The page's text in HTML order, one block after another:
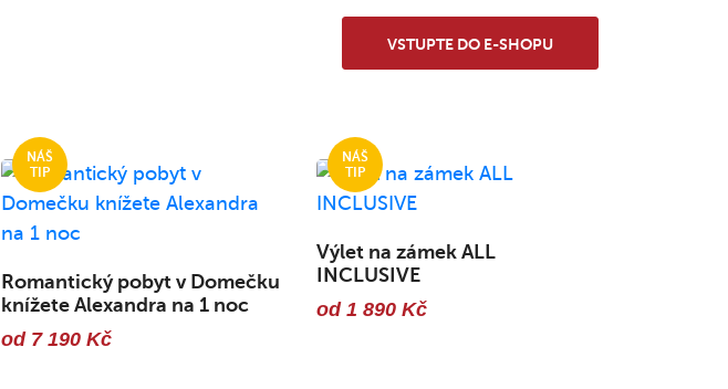
Romantický pobyt v Domečku
knížete Alexandra na 1 noc
od 7 190 Kč
Výlet na zámek ALL
INCLUSIVE
od 1 890 Kč
VSTUPTE DO E-SHOPU